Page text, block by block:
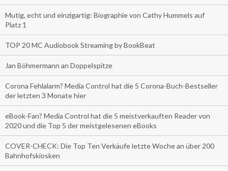
Mutig, echt und einzigartig: Biographie von Cathy Hummels auf
Platz 1
TOP 20 MC Audiobook Streaming by BookBeat
Jan Böhmermann an Doppelspitze
Corona Fehlalarm? Media Control hat die 5 Corona-Buch-Bestseller
der letzten 3 Monate hier
eBook-Fan? Media Control hat die 5 meistverkauften Reader von
2020 und die Top 5 der meistgelesenen eBooks
COVER-CHECK: Die Top Ten Verkäufe letzte Woche an über 200
Bahnhofskiosken